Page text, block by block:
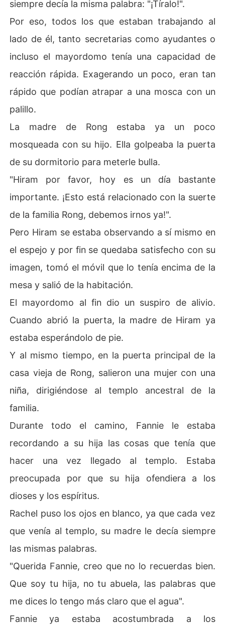
siempre decía la misma palabra: "¡Tíralo!".
Por eso, todos los que estaban trabajando al
lado de él, tanto secretarias como ayudantes o
incluso el mayordomo tenía una capacidad de
reacción rápida. Exagerando un poco, eran tan
rápido que podían atrapar a una mosca con un
palillo.
La madre de Rong estaba ya un poco
mosqueada con su hijo. Ella golpeaba la puerta
de su dormitorio para meterle bulla.
"Hiram por favor, hoy es un día bastante
importante. ¡Esto está relacionado con la suerte
de la familia Rong, debemos irnos ya!".
Pero Hiram se estaba observando a sí mismo en
el espejo y por fin se quedaba satisfecho con su
imagen, tomó el móvil que lo tenía encima de la
mesa y salió de la habitación.
El mayordomo al fin dio un suspiro de alivio.
Cuando abrió la puerta, la madre de Hiram ya
estaba esperándolo de pie.
Y al mismo tiempo, en la puerta principal de la
casa vieja de Rong, salieron una mujer con una
niña, dirigiéndose al templo ancestral de la
familia.
Durante todo el camino, Fannie le estaba
recordando a su hija las cosas que tenía que
hacer una vez llegado al templo. Estaba
preocupada por que su hija ofendiera a los
dioses y los espíritus.
Rachel puso los ojos en blanco, ya que cada vez
que venía al templo, su madre le decía siempre
las mismas palabras.
"Querida Fannie, creo que no lo recuerdas bien.
Que soy tu hija, no tu abuela, las palabras que
me dices lo tengo más claro que el agua".
Fannie ya estaba acostumbrada a los